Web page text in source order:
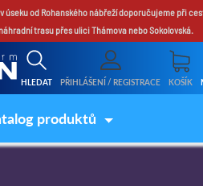
úseku od Rohanského nábřeží doporučujeme při
trasu přes ulici Thámova nebo Sokolovská.
HLEDAT PŘIHLÁŠENÍ / REGISTRACE KOŠÍK
produktů